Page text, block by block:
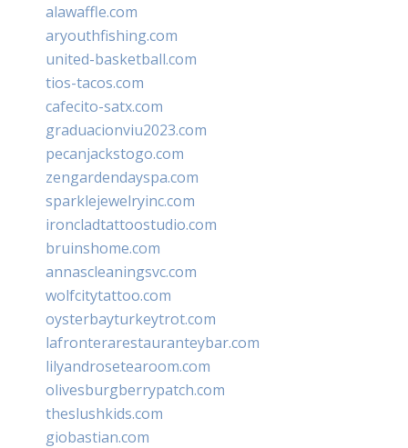
alawaffle.com
aryouthfishing.com
united-basketball.com
tios-tacos.com
cafecito-satx.com
graduacionviu2023.com
pecanjackstogo.com
zengardendayspa.com
sparklejewelryinc.com
ironcladtattoostudio.com
bruinshome.com
annascleaningsvc.com
wolfcitytattoo.com
oysterbayturkeytrot.com
lafronterarestauranteybar.com
lilyandrosetearoom.com
olivesburgberrypatch.com
theslushkids.com
giobastian.com